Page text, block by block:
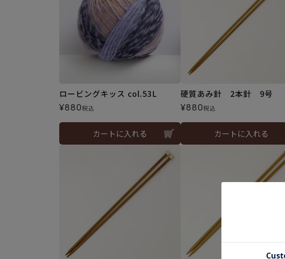
ロービングキッス col.53L
¥880税込
カートに入れる
硬質あみ針 2本針 9号
¥880税込
カートに入れる